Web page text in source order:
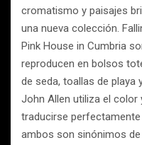
cromatismo y paisajes
una nueva colección.
Pink House in Cumbria
reproducen en bolsos
de seda, toallas de playa
John Allen utiliza el color
traducirse perfectamente
ambos son sinónimos de